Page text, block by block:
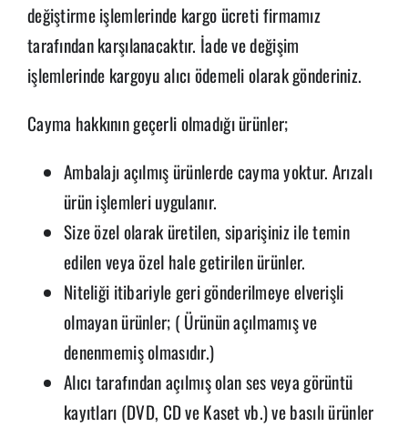
değiştirme işlemlerinde kargo ücreti firmamız
tarafından karşılanacaktır. İade ve değişim
işlemlerinde kargoyu alıcı ödemeli olarak gönderiniz.
Cayma hakkının geçerli olmadığı ürünler;
Ambalajı açılmış ürünlerde cayma yoktur. Arızalı
ürün işlemleri uygulanır.
Size özel olarak üretilen, siparişiniz ile temin
edilen veya özel hale getirilen ürünler.
Niteliği itibariyle geri gönderilmeye elverişli
olmayan ürünler; ( Ürünün açılmamış ve
denenmemiş olmasıdır.)
Alıcı tarafından açılmış olan ses veya görüntü
kayıtları (DVD, CD ve Kaset vb.) ve basılı ürünler